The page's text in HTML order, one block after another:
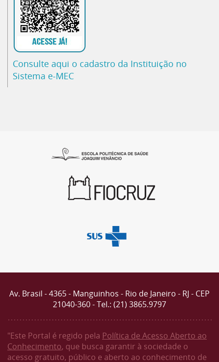
Consulte aqui o cadastro da Instituição no
Sistema e-MEC
Av. Brasil - 4365 - Manguinhos - Rio de Janeiro - RJ - CEP
21040-360 - Tel.: (21) 3865.9797
"Este Portal é regido pela Política de Acesso Aberto ao
Conhecimento, que busca garantir à sociedade o
acesso gratuito, público e aberto ao conhecimento de